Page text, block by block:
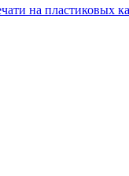
на пластиковых